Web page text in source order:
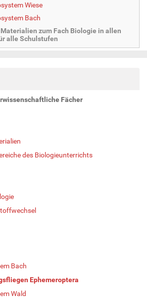
Wiese
Bach
zum Fach Biologie in allen
alle Schulstufen
Fächer
des Biologieunterrichts
Bach
Ephemeroptera
Wald